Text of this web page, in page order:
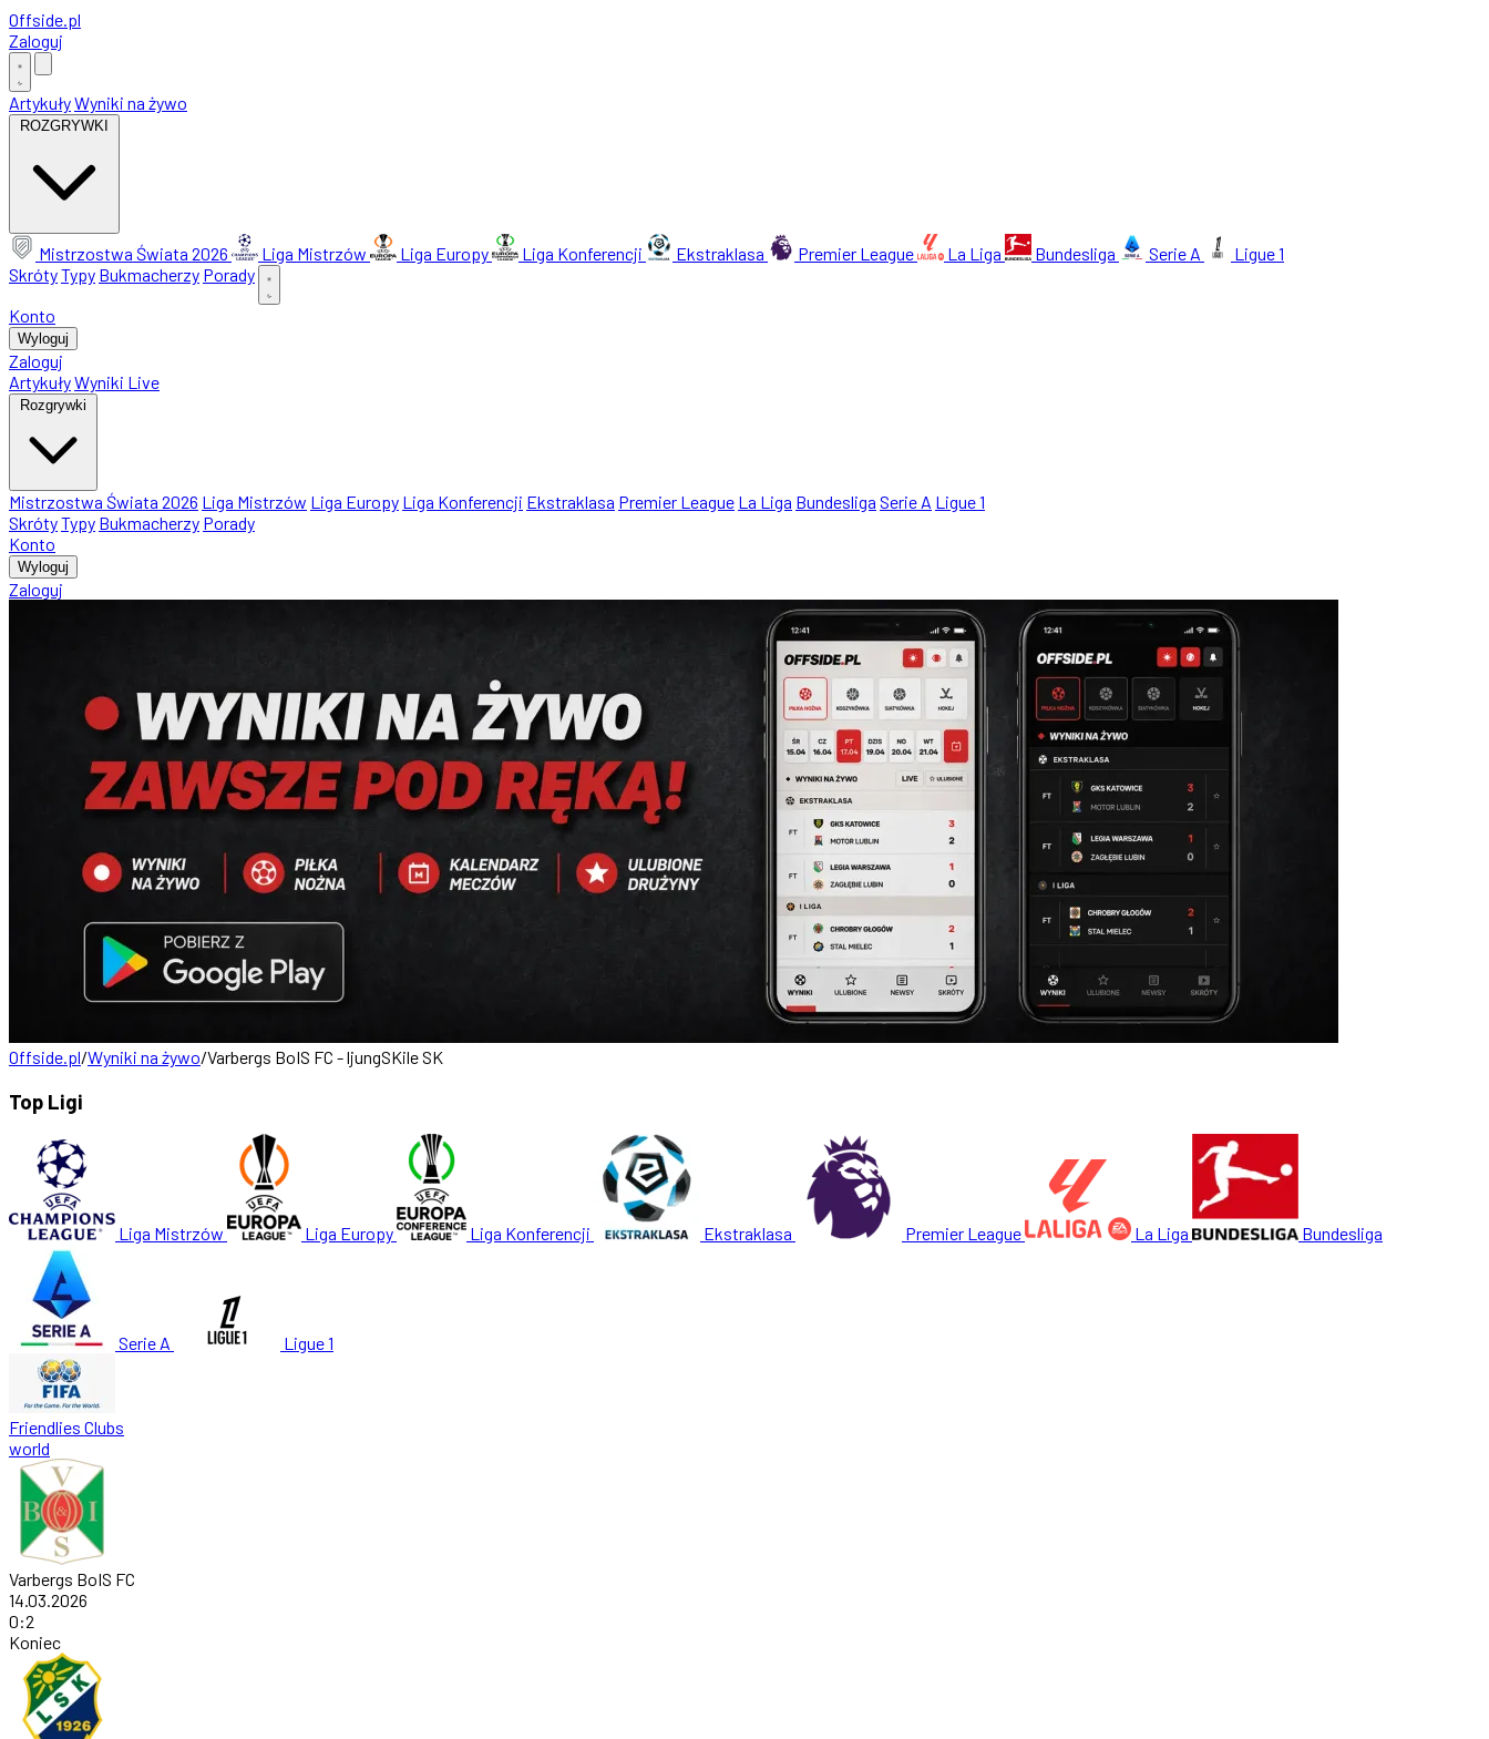
Offside.pl
Zaloguj
ArtykułyWyniki na żywo
ROZGRYWKI
Mistrzostwa Świata 2026 Liga Mistrzów Liga Europy Liga Konferencji Ekstraklasa Premier League La Liga Bundesliga Serie A
Ligue 1
SkrótyTypy Bukmacherzy Porady
Konto
Wyloguj
Zaloguj
ArtykułyWyniki Live
Rozgrywki
Mistrzostwa Świata 2026 Liga Mistrzów Liga Europy Liga Konferencji Ekstraklasa Premier League La Liga Bundesliga Serie A Ligue 1
SkrótyTypy Bukmacherzy Porady
Konto
Wyloguj
Zaloguj
Offside.pl/Wyniki na żywo/Varbergs BoIS FC - ljungSKile SK
Top Ligi
Liga Mistrzów Liga Europy Liga Konferencji Ekstraklasa Premier League La Liga Bundesliga
Serie A Ligue 1
Friendlies Clubs
world
Varbergs BoIS FC
14.03.2026
0:2
Koniec